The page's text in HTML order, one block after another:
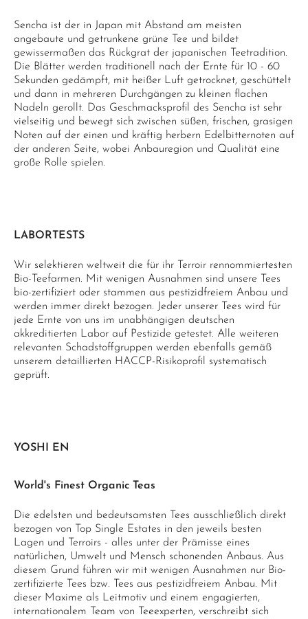
Sencha ist der in Japan mit Abstand am meisten
angebaute und getrunkene grüne Tee und bildet
gewissermaßen das Rückgrat der japanischen Teetradition.
Die Blätter werden traditionell nach der Ernte für 10 - 60
Sekunden gedämpft, mit heißer Luft getrocknet, geschüttelt
und dann in mehreren Durchgängen zu kleinen flachen
Nadeln gerollt. Das Geschmacksprofil des Sencha ist sehr
vielseitig und bewegt sich zwischen süßen, frischen, grasigen
Noten auf der einen und kräftig herbern Edelbitternoten auf
der anderen Seite, wobei Anbauregion und Qualität eine
große Rolle spielen.
LABORTESTS
Wir selektieren weltweit die für ihr Terroir rennommiertesten
Bio-Teefarmen. Mit wenigen Ausnahmen sind unsere Tees
bio-zertifiziert oder stammen aus pestizidfreiem Anbau und
werden immer direkt bezogen. Jeder unserer Tees wird für
jede Ernte von uns im unabhängigen deutschen
akkreditierten Labor auf Pestizide getestet. Alle weiteren
relevanten Schadstoffgruppen werden ebenfalls gemäß
unserem detaillierten HACCP-Risikoprofil systematisch
geprüft.
YOSHI EN
World's Finest Organic Teas
Die edelsten und bedeutsamsten Tees ausschließlich direkt
bezogen von Top Single Estates in den jeweils besten
Lagen und Terroirs - alles unter der Prämisse eines
natürlichen, Umwelt und Mensch schonenden Anbaus. Aus
diesem Grund führen wir mit wenigen Ausnahmen nur Bio-
zertifizierte Tees bzw. Tees aus pestizidfreiem Anbau. Mit
dieser Maxime als Leitmotiv und einem engagierten,
internationalem Team von Teeexperten, verschreibt sich